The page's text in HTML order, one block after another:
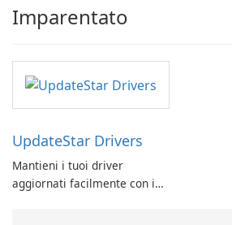
Imparentato
UpdateStar Drivers
Mantieni i tuoi driver
aggiornati facilmente con i